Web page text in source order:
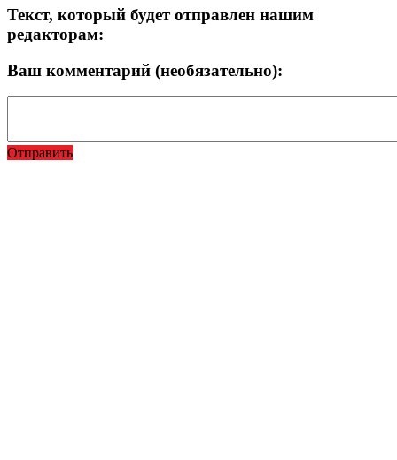
Текст, который будет отправлен нашим
редакторам:
Ваш комментарий (необязательно):
Отправить